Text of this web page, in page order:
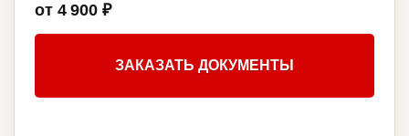
от 4 900 ₽
ЗАКАЗАТЬ ДОКУМЕНТЫ